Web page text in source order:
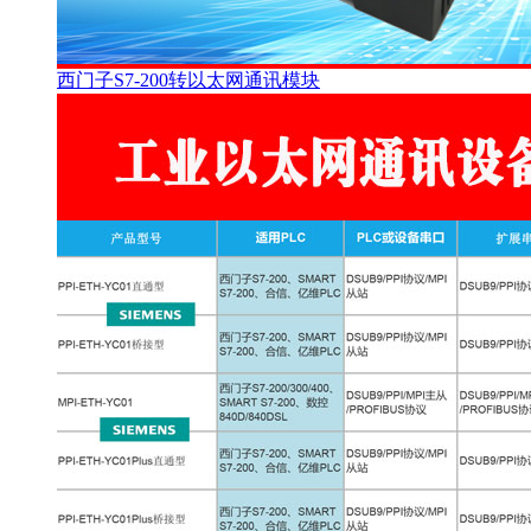
西门子S7-200转以太网通讯模块